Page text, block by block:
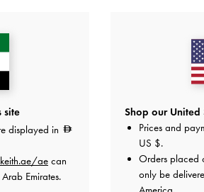
حذاء باليرينا لامع بدون كعب مزيّن
بفيونكة من الأمام
أسود براق
site
displayed in
ae can
Emirates.
Shop our United
Prices and
US $.
Orders placed
only be